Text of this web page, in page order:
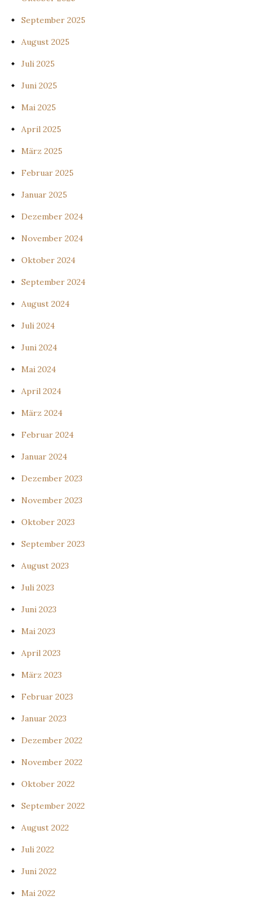
September 2025
August 2025
Juli 2025
Juni 2025
Mai 2025
April 2025
März 2025
Februar 2025
Januar 2025
Dezember 2024
November 2024
Oktober 2024
September 2024
August 2024
Juli 2024
Juni 2024
Mai 2024
April 2024
März 2024
Februar 2024
Januar 2024
Dezember 2023
November 2023
Oktober 2023
September 2023
August 2023
Juli 2023
Juni 2023
Mai 2023
April 2023
März 2023
Februar 2023
Januar 2023
Dezember 2022
November 2022
Oktober 2022
September 2022
August 2022
Juli 2022
Juni 2022
Mai 2022